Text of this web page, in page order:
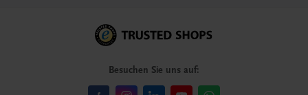
Besuchen Sie uns auf: